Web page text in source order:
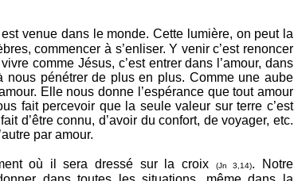
venue dans le monde. Cette lumière, on peut la
commencer à s’enliser. Y venir c’est renoncer
comme Jésus, c’est entrer dans l’amour, dans
nous pénétrer de plus en plus. Comme une aube
Elle nous donne l’espérance que tout amour
fait percevoir que la seule valeur sur terre c’est
d’être connu, d’avoir du confort, de voyager, etc.
par amour.
où il sera dressé sur la croix (Jn 3,14). Notre